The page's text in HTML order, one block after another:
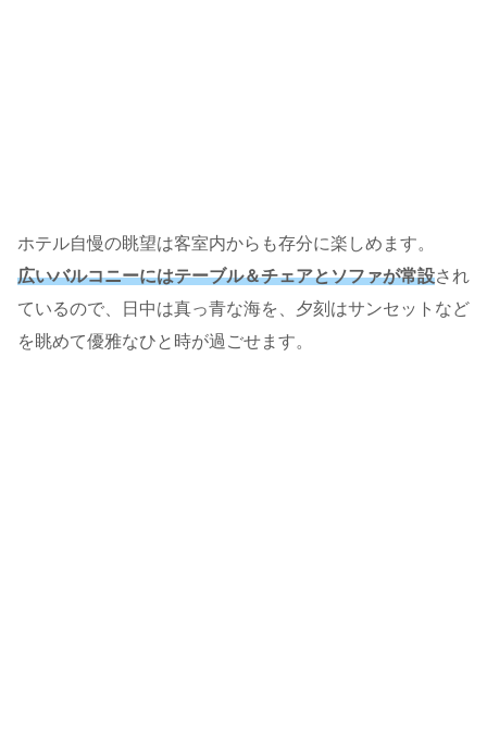
ホテル自慢の眺望は客室内からも存分に楽しめます。
広いバルコニーにはテーブル＆チェアとソファが常設され
ているので、日中は真っ青な海を、夕刻はサンセットなど
を眺めて優雅なひと時が過ごせます。